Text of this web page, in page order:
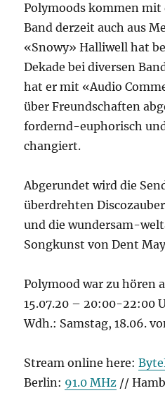
Polymoods kommen mit
Band derzeit auch aus
«Snowy» Halliwell hat
Dekade bei diversen
hat er mit «Audio
über Freundschaften
fordernd-euphorisch
changiert.
Abgerundet wird die
überdrehten
und die wundersam-
Songkunst von Dent
Polymood war zu hören
15.07.20 – 20:00-22:00
Wdh.: Samstag, 18.06.
Stream online here:
Berlin: 91.0 MHz //